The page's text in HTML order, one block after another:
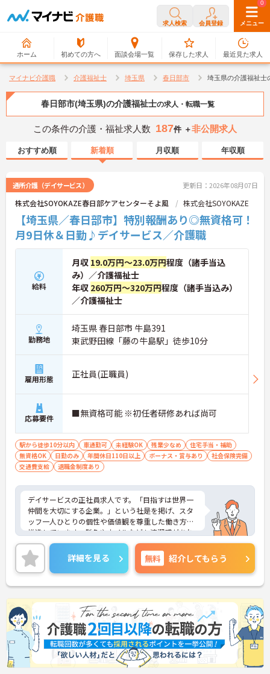
求人検索 会員登録 メニュー
ホーム 初めての方へ 面談会場一覧
0
保存した求人
0
最近見た求人
マイナビ介護職 介護福祉士 埼玉県 春日部市 埼玉県の介護福祉士
春日部市(埼玉県)の介護福祉士の求人・転職一覧
この条件の介護・福祉求人数 187件 ＋非公開求人
おすすめ順 新着順 月収順 年収順
通所介護（デイサービス） 更新日：2026年08月07日
株式会社SOYOKAZE春日部ケアセンターそよ風 株式会社SOYOKAZE
【埼玉県／春日部市】特別報酬あり◎無資格可！
月9日休＆日勤♪デイサービス／介護職
給料
月収 19.0万円～23.0万円程度（諸手当込
み）／介護福祉士
年収 260万円～320万円程度（諸手当込み）
／介護福祉士
勤務地
埼玉県 春日部市 牛島391
東武野田線「藤の牛島駅」徒歩10分
雇用形態 正社員(正職員)
応募要件 ■無資格可能 ※初任者研修あれば尚可
駅から徒歩10分以内 車通勤可 未経験OK 残業少なめ
住宅手当・補助
無資格OK
日勤のみ 年間休日110日以上 ボーナス・賞与あり
社会保険完備
交通費支給
退職金制度あり
デイサービスの正社員求人です。「目指すは世界一
仲間を大切にする企業。」という社是を掲げ、スタ
ッフ一人ひとりの個性や価値観を尊重した働き方を
推進しています。髪色やネイルなども清潔感があれ
ば原則自由となっており、自分らしいスタイルで無
理なく働くことが可能です。日々の頑張りやチーム
ワークは賞与とは別に支給される特別報酬としてし
っかり還元されるため、高いモチベーションを維持
しながら業務に取り組めます。残業は少なく、月9日
の公休に加えて年間17日のリフレッシュ休暇も用意
されており、プライベートの時間を大切にできる環
境です。定年65歳以降も再雇用制度により70歳まで
勤務可能であり、退職金制度も完備されているな
ど、長期的に安定したキャリアを築いていける職場
です。入社後はOJTによる丁寧なフォロー体制があ
り、資格取得支援制度も活用しながら更なるスキル
詳細を見る 無料 紹介してもらう